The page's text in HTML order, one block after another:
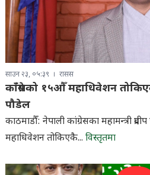
साउन २३, ०५:३९ रासस
काँग्रेसको १५औँ महाधिवेशन
पौडेल
काठमाडौँ: नेपाली कांग्रेसका महामन्त्री
महाधिवेशन तोकिएकै... विस्तृतमा